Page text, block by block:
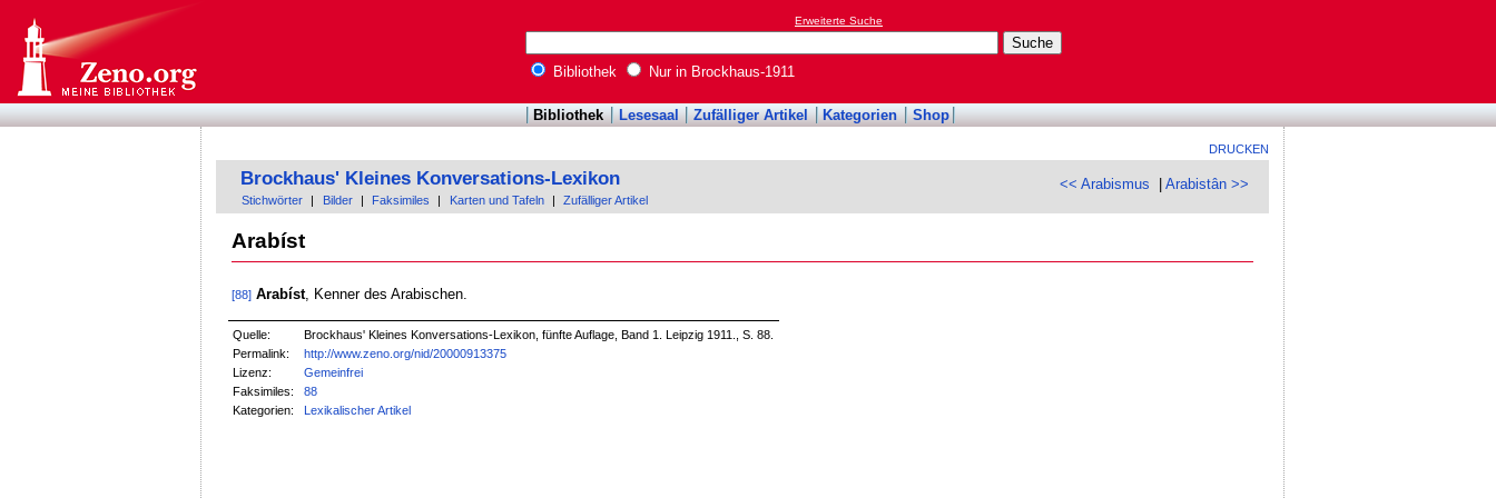
Erweiterte Suche
Bibliothek Nur in Brockhaus-1911
Bibliothek Lesesaal Zufälliger Artikel Kategorien Shop
DRUCKEN
<< Arabismus |Arabistân >>
Brockhaus' Kleines Konversations-Lexikon
Stichwörter Bilder Faksimiles Karten und Tafeln Zufälliger Artikel
Arabíst
[88] Arabíst, Kenner des Arabischen.
Quelle:
Brockhaus' Kleines Konversations-Lexikon, fünfte Auflage, Band 1. Leipzig 1911., S. 88.
Permalink:
http://www.zeno.org/nid/20000913375
Lizenz:
Gemeinfrei
Faksimiles:
88
Kategorien:
Lexikalischer Artikel